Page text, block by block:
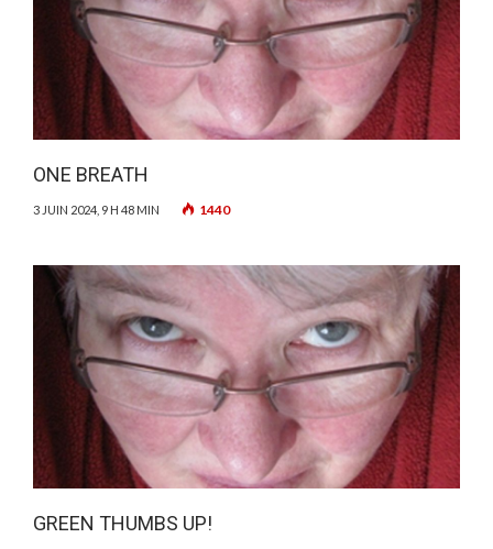
ONE BREATH
3 JUIN 2024, 9 H 48 MIN 1440
GREEN THUMBS UP!